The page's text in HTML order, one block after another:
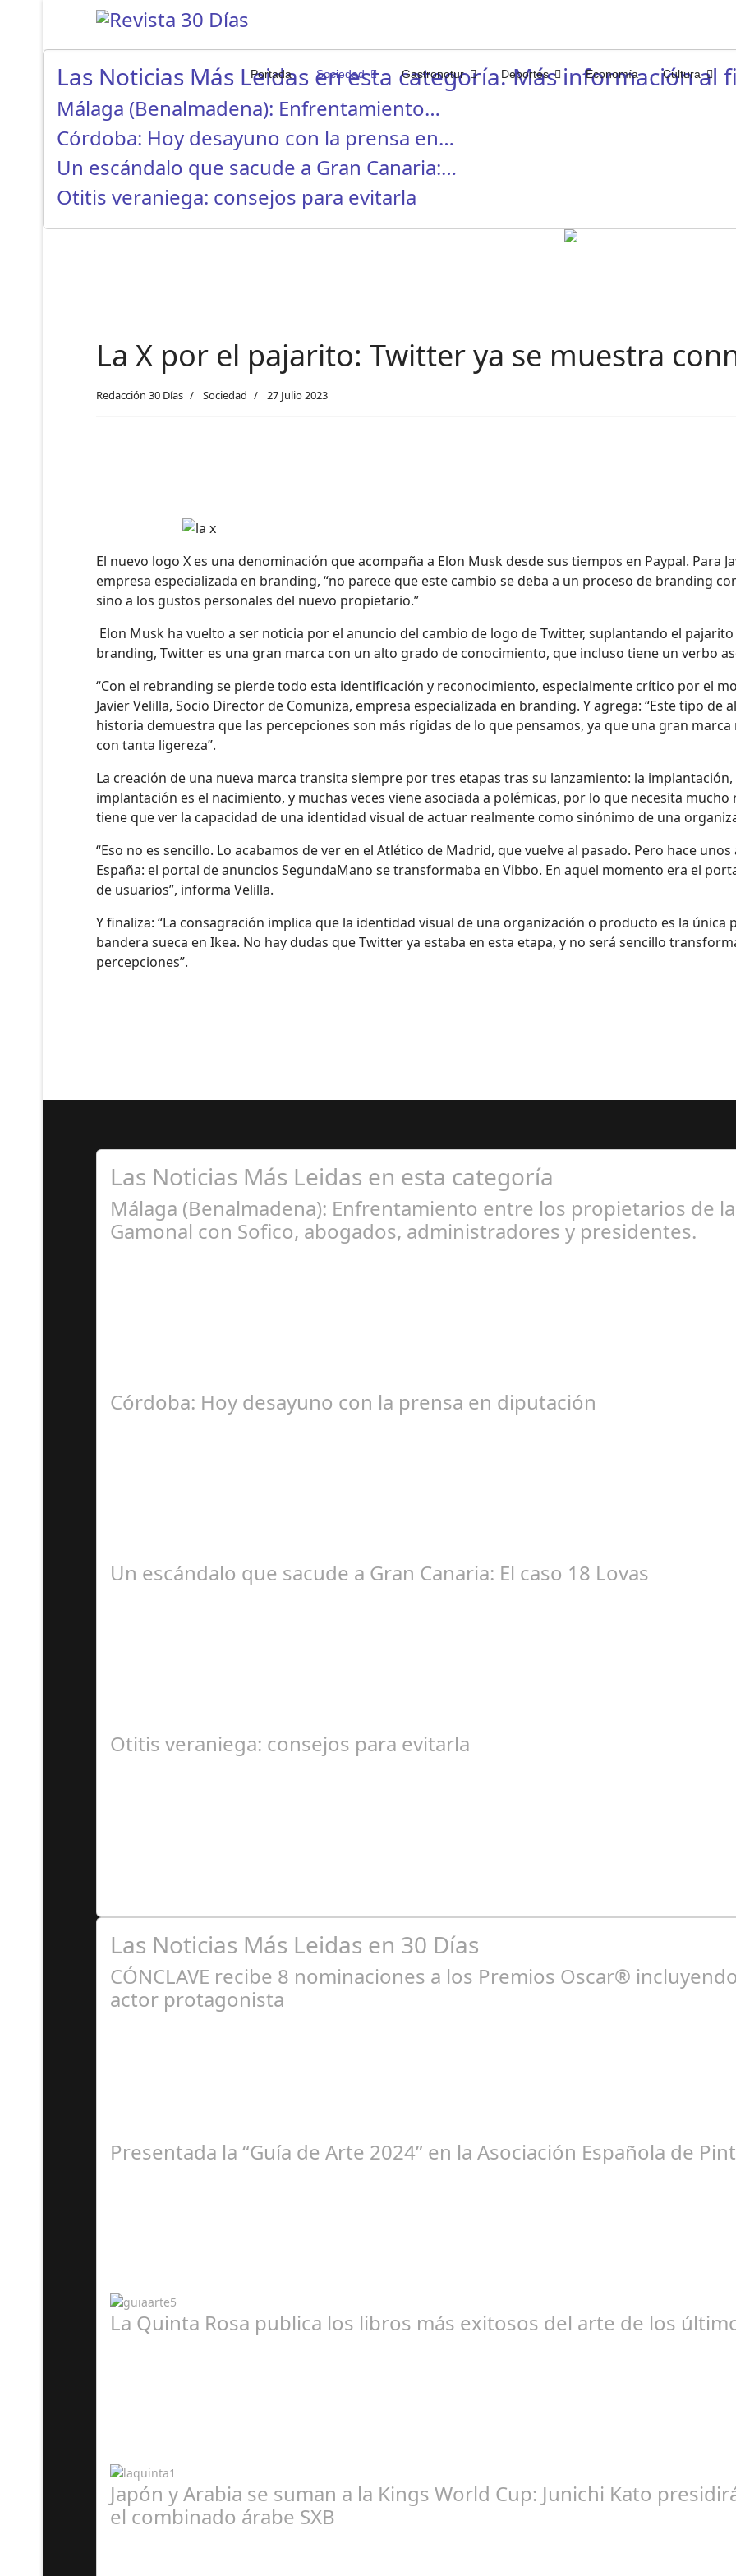
Portada Sociedad Gastronotur Deportes Economía Cultura
Las Noticias Más Leidas en esta categoría. Más información al
Málaga (Benalmadena): Enfrentamiento…
Córdoba: Hoy desayuno con la prensa en…
Un escándalo que sacude a Gran Canaria:…
Otitis veraniega: consejos para evitarla
La X por el pajarito: Twitter ya se muestra
Redacción 30 Días Sociedad 27 Julio 2023
El nuevo logo X es una denominación que acompaña a Elon Musk desde sus tiempos en Paypal. Para
empresa especializada en branding, “no parece que este cambio se deba a un proceso de branding
sino a los gustos personales del nuevo propietario.”
Elon Musk ha vuelto a ser noticia por el anuncio del cambio de logo de Twitter, suplantando el
branding, Twitter es una gran marca con un alto grado de conocimiento, que incluso tiene un verbo
“Con el rebranding se pierde todo esta identificación y reconocimiento, especialmente crítico por el
Javier Velilla, Socio Director de Comuniza, empresa especializada en branding. Y agrega: “Este tipo
historia demuestra que las percepciones son más rígidas de lo que pensamos, ya que una gran
con tanta ligereza”.
La creación de una nueva marca transita siempre por tres etapas tras su lanzamiento: la
implantación es el nacimiento, y muchas veces viene asociada a polémicas, por lo que necesita
tiene que ver la capacidad de una identidad visual de actuar realmente como sinónimo de una
“Eso no es sencillo. Lo acabamos de ver en el Atlético de Madrid, que vuelve al pasado. Pero hace
España: el portal de anuncios SegundaMano se transformaba en Vibbo. En aquel momento era el
de usuarios”, informa Velilla.
Y finaliza: “La consagración implica que la identidad visual de una organización o producto es la única
bandera sueca en Ikea. No hay dudas que Twitter ya estaba en esta etapa, y no será sencillo
percepciones”.
Las Noticias Más Leidas en esta categoría
Málaga (Benalmadena): Enfrentamiento entre los propietarios de
Gamonal con Sofico, abogados, administradores y presidentes.
Córdoba: Hoy desayuno con la prensa en diputación
Un escándalo que sacude a Gran Canaria: El caso 18 Lovas
Otitis veraniega: consejos para evitarla
Las Noticias Más Leidas en 30 Días
CÓNCLAVE recibe 8 nominaciones a los Premios Oscar®
actor protagonista
Presentada la “Guía de Arte 2024” en la Asociación Española de
La Quinta Rosa publica los libros más exitosos del arte de los
Japón y Arabia se suman a la Kings World Cup: Junichi Kato
el combinado árabe SXB